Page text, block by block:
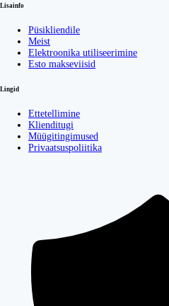
Lisainfo
Püsikliendile
Meist
Elektroonika utiliseerimine
Esto makseviisid
Lingid
Ettetellimine
Klienditugi
Müügitingimused
Privaatsuspoliitika